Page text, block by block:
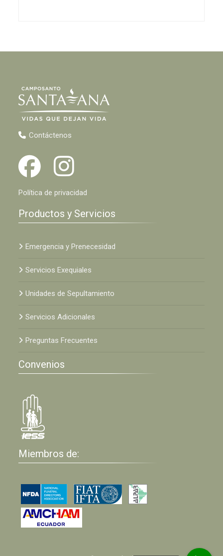
Contáctenos
Política de privacidad
Productos y Servicios
Emergencia y Prenecesidad
Servicios Exequiales
Unidades de Sepultamiento
Servicios Adicionales
Preguntas Frecuentes
Convenios
Miembros de: